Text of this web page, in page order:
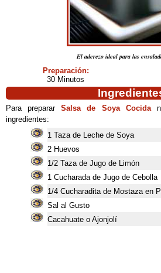
El aderezo ideal para las
Preparación:
30 Minutos
Para prepararSalsa de Soya Cocida
ingredientes:
1 Taza de Leche de Soya
2 Huevos
1/2 Taza de Jugo de Limón
1 Cucharada de Jugo de Cebolla
1/4 Cucharadita de Mostaza en
Sal al Gusto
Cacahuate o Ajonjolí